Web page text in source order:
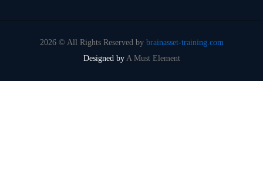
2026 © All Rights Reserved by brainasset-training.com
Designed by A Must Element